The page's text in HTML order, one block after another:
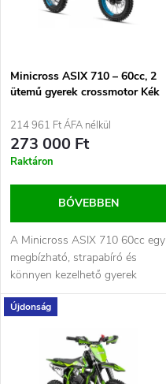
e
k
r
n
d
e
é
k
e
k
l
i
s
Minicross ASIX 710 – 60cc, 2
ütemű gyerek crossmotor Kék
214 961 Ft ÁFA nélkül
273 000 Ft
Raktáron
BŐVEBBEN
A Minicross ASIX 710 60cc egy
megbízható, strapabíró és
könnyen kezelhető gyerek
crossmotor, amely ideális
választás...
Újdonság